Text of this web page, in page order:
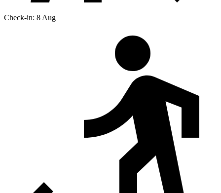
Check-in: 8 Aug